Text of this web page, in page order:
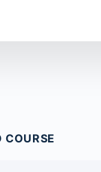
COURSE